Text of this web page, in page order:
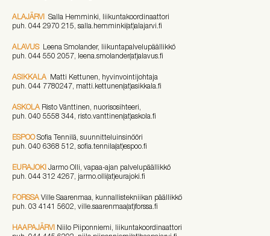
ALAJÄRVI Salla Hemminki, liikuntakoordinaattori
puh. 044 2970 215, salla.hemminki(at)alajarvi.fi
ALAVUSLeena Smolander, liikuntapalvelupäällikkö
puh. 044 550 2057, leena.smolander(at)alavus.fi
ASIKKALA Matti Kettunen, hyvinvointijohtaja
puh. 044 7780247, matti.kettunen(at)asikkala.fi
ASKOLA Risto Vänttinen, nuorisosihteeri,
puh. 040 5558 344, risto.vanttinen(at)askola.fi
ESPOOSofia Tennilä, suunnitteluinsinööri
puh. 040 6368 512, sofia.tennila(at)espoo.fi
EURAJOKI Jarmo Olli, vapaa-ajan palvelupäällikkö
puh. 044 312 4267, jarmo.olli(at)eurajoki.fi
FORSSA Ville Saarenmaa, kunnallistekniikan päällikkö
puh. 03 4141 5602, ville.saarenmaa(at)forssa.fi
HAAPAJÄRVI Niilo Piiponniemi, liikuntakoordinaattori